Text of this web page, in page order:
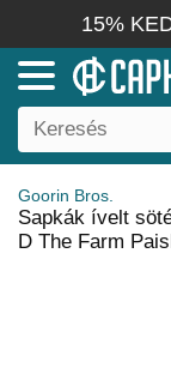
15%
Goorin Bros.
Sapkák ívelt
D The Farm